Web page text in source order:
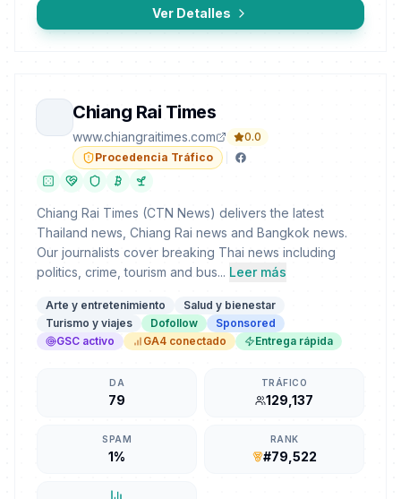
Ver Detalles
Chiang Rai Times
www.chiangraitimes.com
0.0
Procedencia Tráfico
Chiang Rai Times (CTN News) delivers the latest
Thailand news, Chiang Rai news and Bangkok news.
Our journalists cover breaking Thai news including
politics, crime, tourism and bus... Leer más
Arte y entretenimiento
Salud y bienestar
Turismo y viajes
Dofollow
Sponsored
GSC activo
GA4 conectado Entrega rápida
DA
79
TRÁFICO
129,137
SPAM
1%
RANK
#79,522